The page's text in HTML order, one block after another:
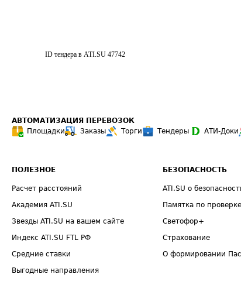
ID тендера в ATI.SU 47742
АВТОМАТИЗАЦИЯ ПЕРЕВОЗОК
Площадки
Заказы Торги Тендеры АТИ-Доки
ПОЛЕЗНОЕ
Расчет расстояний
Академия ATI.SU
Звезды ATI.SU на вашем сайте
Индекс ATI.SU FTL РФ
Средние ставки
Выгодные направления
БЕЗОПАСНОСТЬ
ATI.SU о
Памятка по
Светофор+
Страхование
О формировании